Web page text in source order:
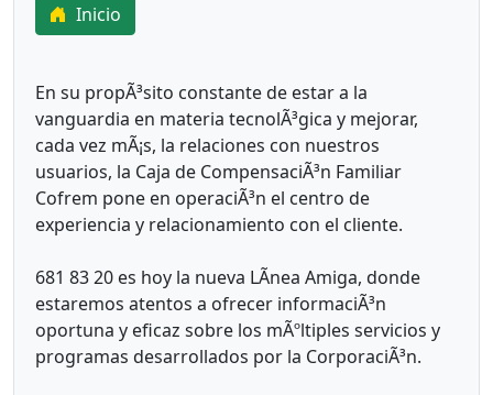
Inicio
En su propÃ³sito constante de estar a la
vanguardia en materia tecnolÃ³gica y mejorar,
cada vez mÃ¡s, la relaciones con nuestros
usuarios, la Caja de CompensaciÃ³n Familiar
Cofrem pone en operaciÃ³n el centro de
experiencia y relacionamiento con el cliente.
681 83 20 es hoy la nueva LÃ­nea Amiga, donde
estaremos atentos a ofrecer informaciÃ³n
oportuna y eficaz sobre los mÃºltiples servicios y
programas desarrollados por la CorporaciÃ³n.